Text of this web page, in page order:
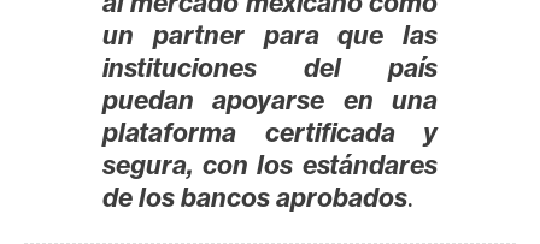
un partner para que las
instituciones del país
puedan apoyarse en una
plataforma certificada y
segura, con los estándares
de los bancos aprobados.